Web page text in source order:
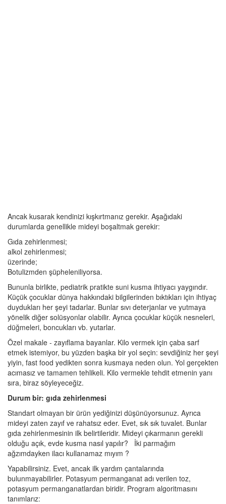
Ancak kusarak kendinizi kışkırtmanız gerekir. Aşağıdaki
durumlarda genellikle mideyi boşaltmak gerekir:
Gıda zehirlenmesi;
alkol zehirlenmesi;
üzerinde;
Botulizmden şüpheleniliyorsa.
Bununla birlikte, pediatrik pratikte suni kusma ihtiyacı yaygındır.
Küçük çocuklar dünya hakkındaki bilgilerinden bıktıkları için ihtiyaç
duydukları her şeyi tadarlar. Bunlar sıvı deterjanlar ve yutmaya
yönelik diğer solüsyonlar olabilir. Ayrıca çocuklar küçük nesneleri,
düğmeleri, boncukları vb. yutarlar.
Özel makale - zayıflama bayanlar. Kilo vermek için çaba sarf
etmek istemiyor, bu yüzden başka bir yol seçin: sevdiğiniz her şeyi
yiyin, fast food yedikten sonra kusmaya neden olun. Yol gerçekten
acımasız ve tamamen tehlikeli. Kilo vermekle tehdit etmenin yanı
sıra, biraz söyleyeceğiz.
Durum bir: gıda zehirlenmesi
Standart olmayan bir ürün yediğinizi düşünüyorsunuz. Ayrıca
mideyi zaten zayıf ve rahatsız eder. Evet, sık sık tuvalet. Bunlar
gıda zehirlenmesinin ilk belirtileridir. Mideyi çıkarmanın gerekli
olduğu açık, evde kusma nasıl yapılır? İki parmağım
ağzımdayken ilacı kullanamaz mıyım ?
Yapabilirsiniz. Evet, ancak ilk yardım çantalarında
bulunmayabilirler. Potasyum permanganat adı verilen toz,
potasyum permanganatlardan biridir. Program algoritmasını
tanımlarız: